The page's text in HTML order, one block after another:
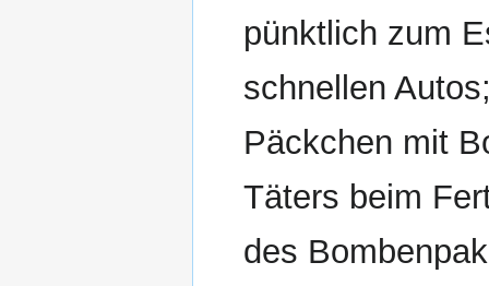
pünktlich zum
schnellen
Päckchen mit
Täters beim
des